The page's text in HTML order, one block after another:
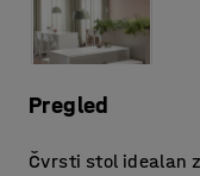
Pregled
Čvrsti stol idealan